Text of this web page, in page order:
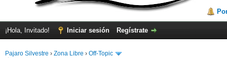
¡Hola, Invitado! Iniciar sesión Regístrate
Pajaro Silvestre › Zona Libre › Off-Topic